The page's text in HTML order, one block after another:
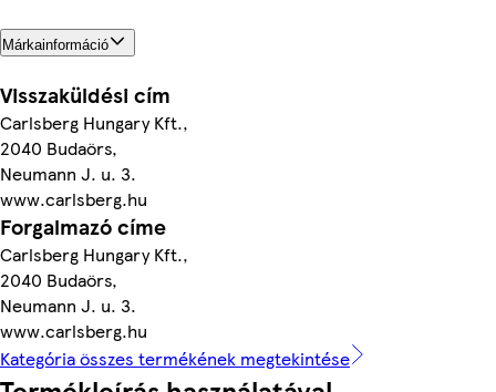
Márkainformáció
Visszaküldési cím
Carlsberg Hungary Kft.,
2040 Budaörs,
Neumann J. u. 3.
www.carlsberg.hu
Forgalmazó címe
Carlsberg Hungary Kft.,
2040 Budaörs,
Neumann J. u. 3.
www.carlsberg.hu
Kategória összes termékének megtekintése